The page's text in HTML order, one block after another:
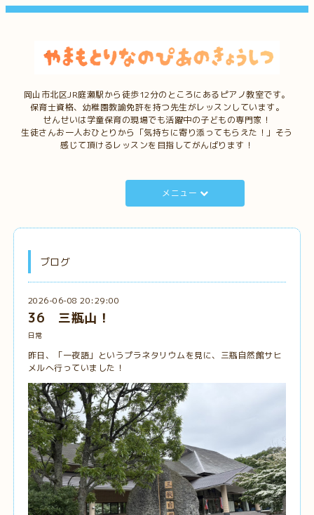
岡山市北区JR庭瀬駅から徒歩12分のところにあるピアノ教室です。
保育士資格、幼稚園教諭免許を持つ先生がレッスンしています。
せんせいは学童保育の現場でも活躍中の子どもの専門家！
生徒さんお一人おひとりから「気持ちに寄り添ってもらえた！」そう
感じて頂けるレッスンを目指してがんばります！
メニュー
ブログ
2026-06-08 20:29:00
36 三瓶山！
日常
昨日、「一夜語」というプラネタリウムを見に、三瓶自然館サヒ
メルへ行っていました！